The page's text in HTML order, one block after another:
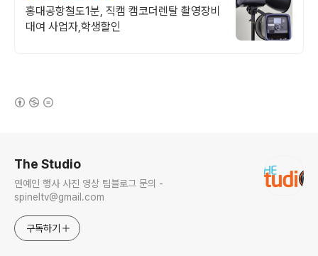
홍대공항철도1분, 직캠 캠코더렌탈 촬영장비
대여 사업자,학생할인
The Studio
연예인 행사 사진 영상 팀블로그 문의 -
spineltv@gmail.com
구독하기